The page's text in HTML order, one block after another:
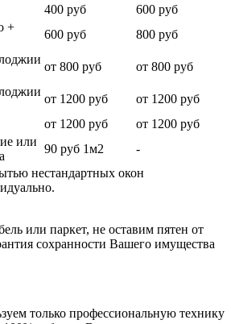
400 руб
600 руб
+
600 руб
800 руб
от 800 руб
от 800 руб
от 1200 руб
от 1200 руб
от 1200 руб
от 1200 руб
или
90 руб 1м2
-
нестандартных окон
или паркет, не оставим пятен от
сохранности Вашего имущества
только профессиональную технику